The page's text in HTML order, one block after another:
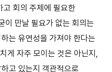
고 회의 주제에 필요한
이 만날 필요가 없는 회의는
는 유연성을 가져야 한다는
게 자주 모이는 것은 아닌지,
고 있는지 객관적으로